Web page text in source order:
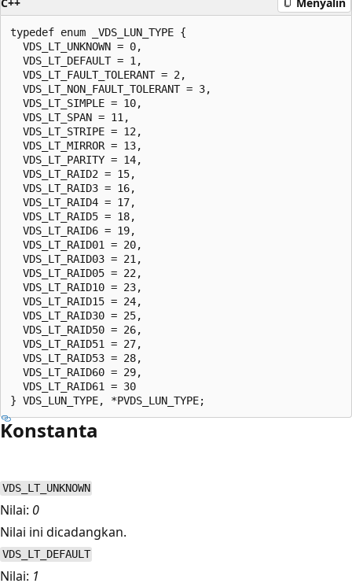
typedef enum _VDS_LUN_TYPE {
  VDS_LT_UNKNOWN = 0,
  VDS_LT_DEFAULT = 1,
  VDS_LT_FAULT_TOLERANT = 2,
  VDS_LT_NON_FAULT_TOLERANT = 3,
  VDS_LT_SIMPLE = 10,
  VDS_LT_SPAN = 11,
  VDS_LT_STRIPE = 12,
  VDS_LT_MIRROR = 13,
  VDS_LT_PARITY = 14,
  VDS_LT_RAID2 = 15,
  VDS_LT_RAID3 = 16,
  VDS_LT_RAID4 = 17,
  VDS_LT_RAID5 = 18,
  VDS_LT_RAID6 = 19,
  VDS_LT_RAID01 = 20,
  VDS_LT_RAID03 = 21,
  VDS_LT_RAID05 = 22,
  VDS_LT_RAID10 = 23,
  VDS_LT_RAID15 = 24,
  VDS_LT_RAID30 = 25,
  VDS_LT_RAID50 = 26,
  VDS_LT_RAID51 = 27,
  VDS_LT_RAID53 = 28,
  VDS_LT_RAID60 = 29,
  VDS_LT_RAID61 = 30
Konstanta
VDS_LT_UNKNOWN
Nilai: 0
Nilai ini dicadangkan.
VDS_LT_DEFAULT
Nilai: 1